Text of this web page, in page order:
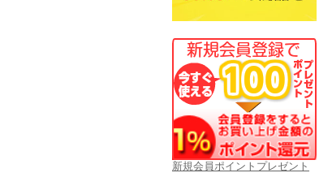
新規会員ポイントプレゼント